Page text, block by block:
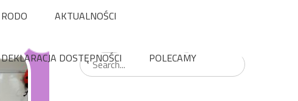
RODO AKTUALNOŚCI
DEKLARACJA DOSTĘPNOŚCI POLECAMY